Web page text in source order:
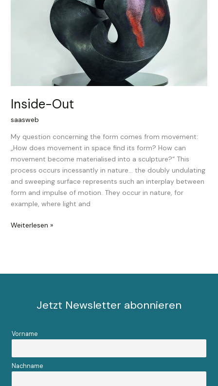
Inside-Out
saasweb
My question concerning the form comes from movement:
„How does movement in space find its form? How can
movement become materialised into a sculpture?“ This
process occurs incessantly in nature… the doubly undulating
and sweeping surface represents such an interplay between
form and impulse of motion. They occur in nature, for
example, where light and
Inside-
Weiterlesen »
Jetzt Newsletter abonnieren
Vorname
Nachname